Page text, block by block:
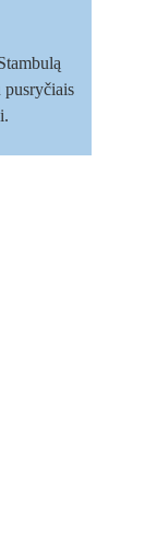
pusryčiais